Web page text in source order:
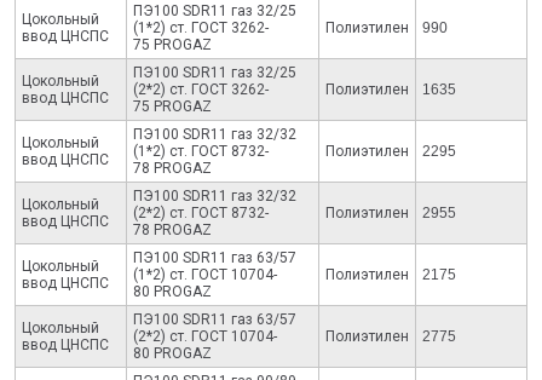
Цокольный
ввод ЦНСПС
ПЭ100 SDR11 газ 32/25
(1*2) ст. ГОСТ 3262-
75 PROGAZ
Полиэтилен 990
Цокольный
ввод ЦНСПС
ПЭ100 SDR11 газ 32/25
(2*2) ст. ГОСТ 3262-
75 PROGAZ
Полиэтилен 1635
Цокольный
ввод ЦНСПС
ПЭ100 SDR11 газ 32/32
(1*2) ст. ГОСТ 8732-
78 PROGAZ
Полиэтилен 2295
Цокольный
ввод ЦНСПС
ПЭ100 SDR11 газ 32/32
(2*2) ст. ГОСТ 8732-
78 PROGAZ
Полиэтилен 2955
Цокольный
ввод ЦНСПС
ПЭ100 SDR11 газ 63/57
(1*2) ст. ГОСТ 10704-
80 PROGAZ
Полиэтилен 2175
Цокольный
ввод ЦНСПС
ПЭ100 SDR11 газ 63/57
(2*2) ст. ГОСТ 10704-
80 PROGAZ
Полиэтилен 2775